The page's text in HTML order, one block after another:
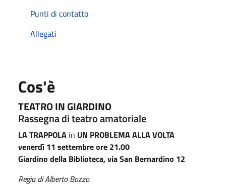
Punti di contatto
Allegati
Cos'è
TEATRO IN GIARDINO
Rassegna di teatro amatoriale
LA TRAPPOLA in UN PROBLEMA ALLA VOLTA
venerdì 11 settembre ore 21.00
Giardino della Biblioteca, via San Bernardino 12
Regia di Alberto Bozzo